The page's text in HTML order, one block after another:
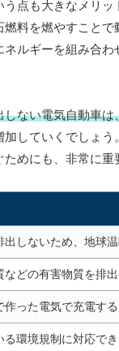
う点も大きなメリ
料を燃やすこと
ルギーを組み合
ない電気自動車
していくでしょ
めにも、非常に重
しないため、地球温
どの有害物質を排
った電気で充電す
環境規制に対応で